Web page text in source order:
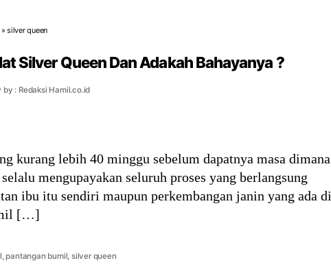
silver queen
Silver Queen Dan Adakah Bahayanya ?
: Redaksi Hamil.co.id
kurang lebih 40 minggu sebelum dapatnya masa dimana
mengupayakan seluruh proses yang berlangsung
ibu itu sendiri maupun perkembangan janin yang ada di
[…]
,pantangan bumil ,silver queen